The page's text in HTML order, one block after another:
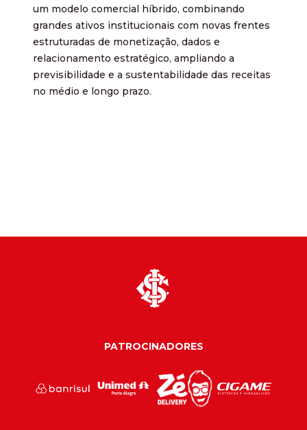
um modelo comercial híbrido, combinando
grandes ativos institucionais com novas frentes
estruturadas de monetização, dados e
relacionamento estratégico, ampliando a
previsibilidade e a sustentabilidade das receitas
no médio e longo prazo.
PATROCINADORES